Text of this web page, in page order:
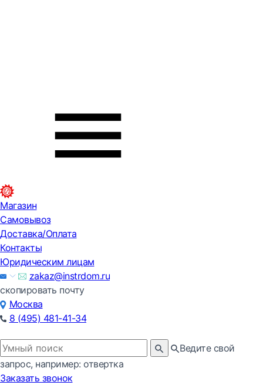
Магазин
Самовывоз
Доставка/Оплата
Контакты
Юридическим лицам
zakaz@instrdom.ru
скопировать почту
Москва
8 (495) 481-41-34
Ведите свой
запрос, например: отвертка
Заказать звонок